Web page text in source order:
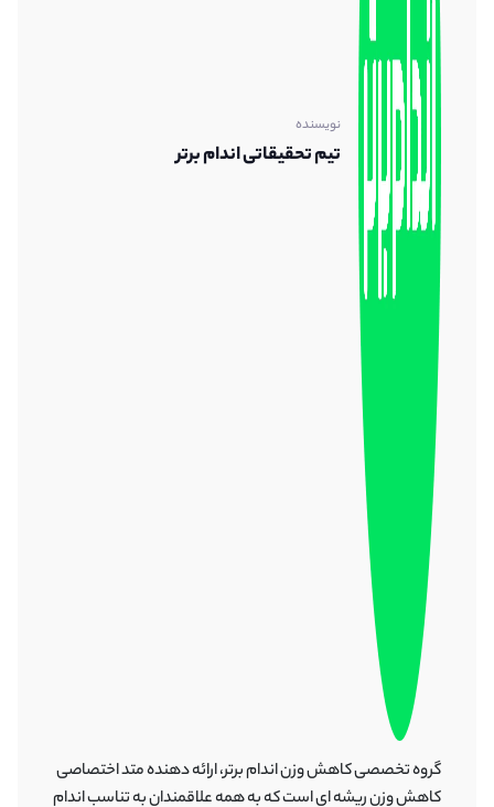
نویسنده
تیم تحقیقاتی اندام برتر
گروه تخصصی کاهش وزن اندام برتر، ارائه دهنده متد اختصاصی
کاهش وزن ریشه ای است که به همه علاقمندان به تناسب اندام